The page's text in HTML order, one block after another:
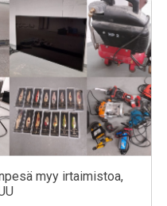
myy irtaimistoa,